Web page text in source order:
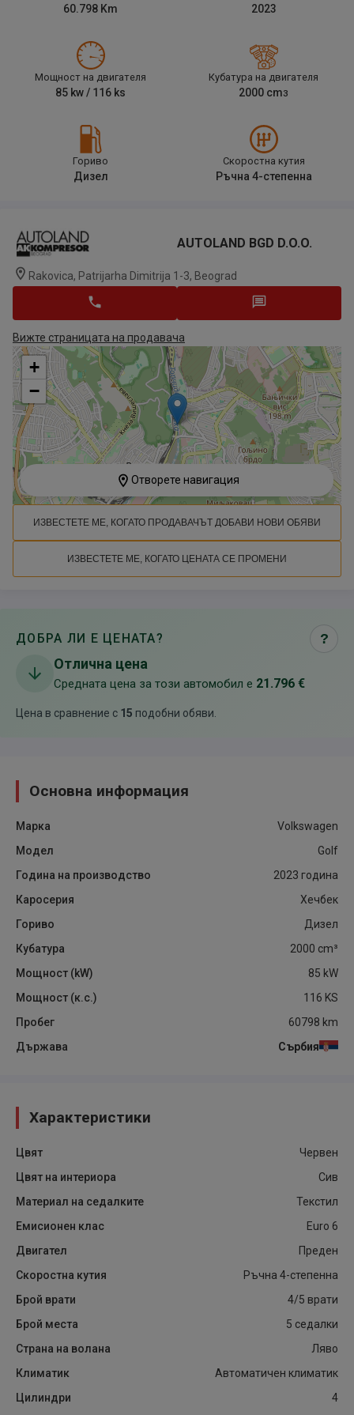
60.798 Km 2023
Мощност на двигателя
85 kw / 116 ks
Кубатура на двигателя
2000 cm3
Гориво
Дизел
Скоростна кутия
Ръчна 4-степенна
AUTOLAND BGD D.o.o.
Rakovica, Patrijarha Dimitrija 1-3, Beograd
Вижте страницата на продавача
+
−
Отворете навигация
ИЗВЕСТЕТЕ МЕ, КОГАТО ПРОДАВАЧЪТ ДОБАВИ НОВИ ОБЯВИ
ИЗВЕСТЕТЕ МЕ, КОГАТО ЦЕНАТА СЕ ПРОМЕНИ
ДОБРА ЛИ Е ЦЕНАТА? ?
Отлична цена
Средната цена за този автомобил е 21.796 €
Цена в сравнение с 15 подобни обяви
Основна информация
Марка
Volkswagen
Модел
Golf
Година на производство
2023 година
Каросерия
Хечбек
Гориво
Дизел
Кубатура
2000 cm³
Мощност (kW)
85 kW
Мощност (к.с.)
116 KS
Пробег
60798 km
Държава
Сърбия
Характеристики
Цвят
Червен
Цвят на интериора
Сив
Материал на седалките
Текстил
Емисионен клас
Euro 6
Двигател
Преден
Скоростна кутия
Ръчна 4-степенна
Брой врати
4/5 врати
Брой места
5 седалки
Страна на волана
Ляво
Климатик
Автоматичен климатик
Цилиндри
4